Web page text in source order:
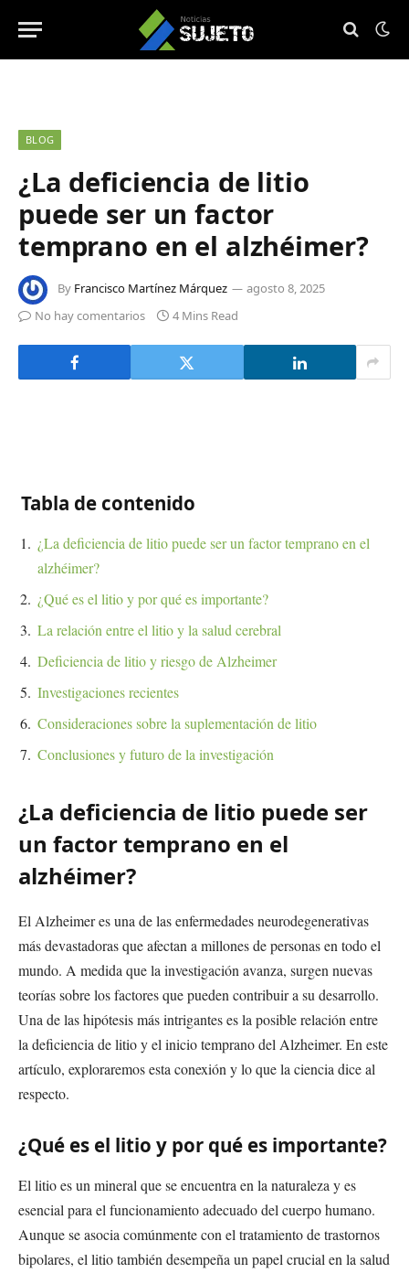
BLOG
¿La deficiencia de litio
puede ser un factor
temprano en el alzhéimer?
By Francisco Martínez Márquez
agosto 8, 2025
No hay comentarios
4 Mins Read
Tabla de contenido
¿La deficiencia de litio puede ser un factor temprano en el
alzhéimer?
¿Qué es el litio y por qué es importante?
La relación entre el litio y la salud cerebral
Deficiencia de litio y riesgo de Alzheimer
Investigaciones recientes
Consideraciones sobre la suplementación de litio
Conclusiones y futuro de la investigación
¿La deficiencia de litio puede ser
un factor temprano en el
alzhéimer?
El Alzheimer es una de las enfermedades neurodegenerativas
más devastadoras que afectan a millones de personas en todo el
mundo. A medida que la investigación avanza, surgen nuevas
teorías sobre los factores que pueden contribuir a su desarrollo.
Una de las hipótesis más intrigantes es la posible relación entre
la deficiencia de litio y el inicio temprano del Alzheimer. En este
artículo, exploraremos esta conexión y lo que la ciencia dice al
respecto.
¿Qué es el litio y por qué es importante?
El litio es un mineral que se encuentra en la naturaleza y es
esencial para el funcionamiento adecuado del cuerpo humano.
Aunque se asocia comúnmente con el tratamiento de trastornos
bipolares, el litio también desempeña un papel crucial en la salud